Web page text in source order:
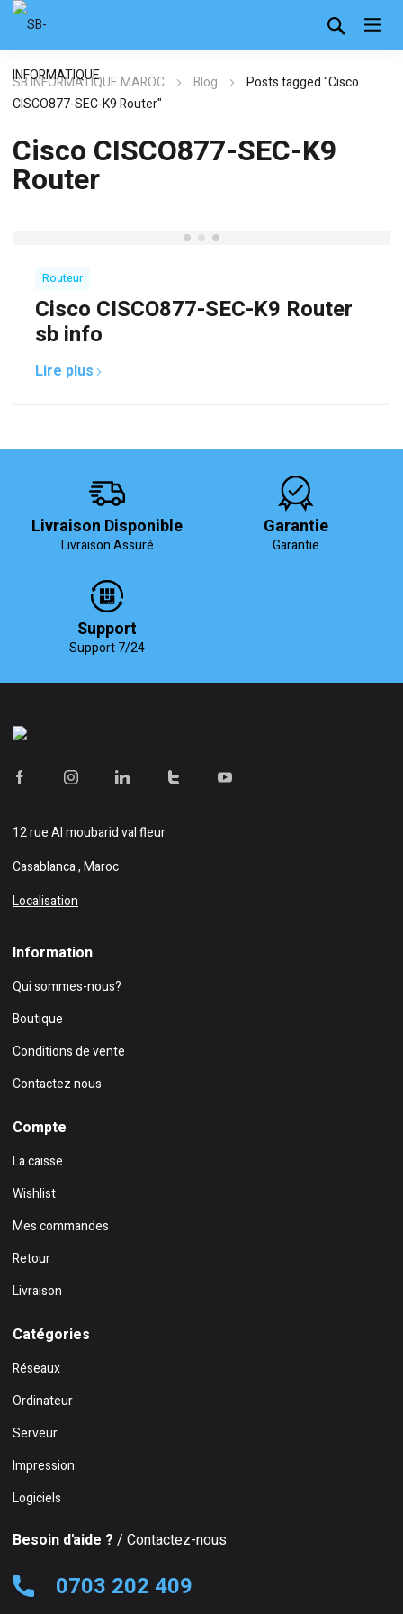
SB INFORMATIQUE MAROC Blog
Posts tagged "Cisco
CISCO877-SEC-K9 Router"
Cisco CISCO877-SEC-K9
Router
Routeur
Cisco CISCO877-SEC-K9 Router
sb info
Lire plus
Livraison Disponible
Livraison Assuré
Garantie
Garantie
Support
Support 7/24
12 rue Al moubarid val fleur
Casablanca , Maroc
Localisation
Information
Qui sommes-nous?
Boutique
Conditions de vente
Contactez nous
Compte
La caisse
Wishlist
Mes commandes
Retour
Livraison
Catégories
Réseaux
Ordinateur
Serveur
Impression
Logiciels
Besoin d'aide ? / Contactez-nous
0703 202 409